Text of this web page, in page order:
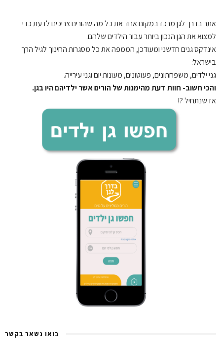
אתר בדרך לגןמרכז במקום אחד את כל מה שהורים צריכים לדעת כדי
למצוא את הגן הנכון ביותר עבור הילדים שלהם.
אינדקס גנים חדשני ומעודכן, הממפה את כל מסגרות החינוך לגיל הרך
בישראל:
גני ילדים, משפחתונים, פעוטונים, מעונות יום וגני עירייה.
והכי חשוב- חוות דעת מהימנות של הורים אשר ילדיהם היו בגן.
אז שנתחיל ?!
בואו נשאר בקשר